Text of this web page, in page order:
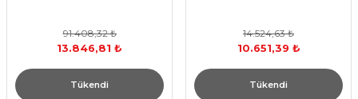
91.408,32 ₺
13.846,81 ₺
Tükendi
14.524,63 ₺
10.651,39 ₺
Tükendi